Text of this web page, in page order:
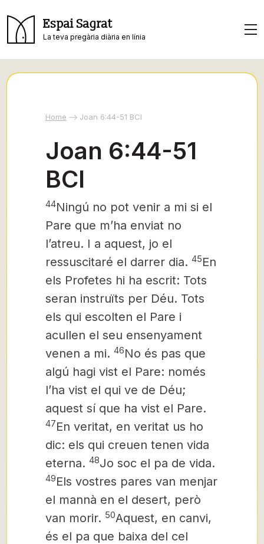
Espai Sagrat
La teva pregària diària en línia
Home Joan 6:44-51 BCI
Joan 6:44-51
BCI
44Ningú no pot venir a mi si el
Pare que m’ha enviat no
l’atreu. I a aquest, jo el
ressuscitaré el darrer dia. 45En
els Profetes hi ha escrit: Tots
seran instruïts per Déu. Tots
els qui escolten el Pare i
acullen el seu ensenyament
venen a mi. 46No és pas que
algú hagi vist el Pare: només
l’ha vist el qui ve de Déu;
aquest sí que ha vist el Pare.
47En veritat, en veritat us ho
dic: els qui creuen tenen vida
eterna. 48Jo soc el pa de vida.
49Els vostres pares van menjar
el mannà en el desert, però
van morir. 50Aquest, en canvi,
és el pa que baixa del cel